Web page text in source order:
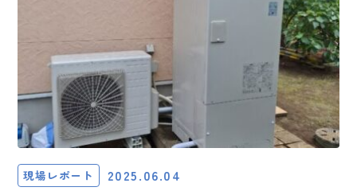
現場レポート 2025.06.04